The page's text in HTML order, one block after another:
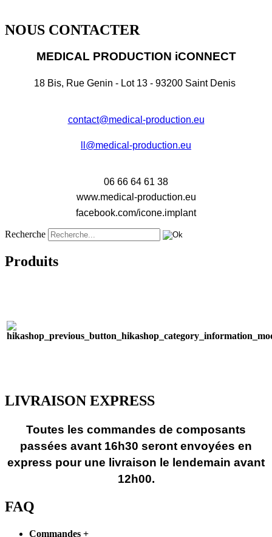
NOUS CONTACTER
MEDICAL PRODUCTION iCONNECT
18 Bis, Rue Genin - Lot 13 - 93200 Saint Denis
contact@medical-production.eu
ll@medical-production.eu
06 66 64 61 38
www.medical-production.eu
facebook.com/icone.implant
Recherche
Produits
LIVRAISON EXPRESS
Toutes les commandes de composants
passées avant 16h30 seront envoyées en
express pour une livraison le lendemain avant
12h00.
FAQ
Commandes +